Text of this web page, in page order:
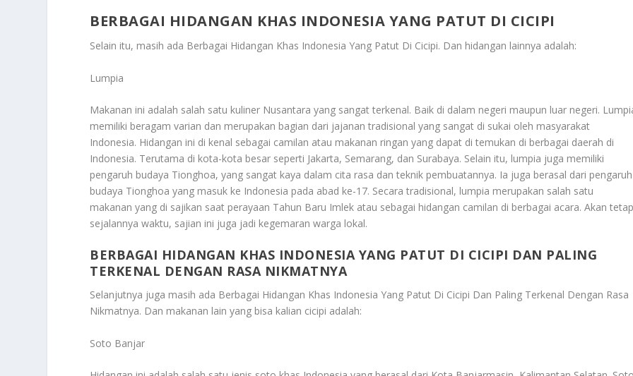
BERBAGAI HIDANGAN KHAS INDONESIA YANG PATUT DI CICIPI
Selain itu, masih ada Berbagai Hidangan Khas Indonesia Yang Patut Di Cicipi. Dan hidangan lainnya adalah:
Lumpia
Makanan ini adalah salah satu kuliner Nusantara yang sangat terkenal. Baik di dalam negeri maupun luar negeri.
memiliki beragam varian dan merupakan bagian dari jajanan tradisional yang sangat di sukai oleh masyarakat
Indonesia. Hidangan ini di kenal sebagai camilan atau makanan ringan yang dapat di temukan di berbagai daerah di
Indonesia. Terutama di kota-kota besar seperti Jakarta, Semarang, dan Surabaya. Selain itu, lumpia juga memiliki
pengaruh budaya Tionghoa, yang sangat kaya dalam cita rasa dan teknik pembuatannya. Ia juga berasal dari pengaruh
budaya Tionghoa yang masuk ke Indonesia pada abad ke-17. Secara tradisional, lumpia merupakan salah satu
makanan yang di sajikan saat perayaan Tahun Baru Imlek atau sebagai hidangan camilan di berbagai acara. Akan
sejalannya waktu, sajian ini juga jadi kegemaran warga lokal.
BERBAGAI HIDANGAN KHAS INDONESIA YANG PATUT DI CICIPI DAN PALING
TERKENAL DENGAN RASA NIKMATNYA
Selanjutnya juga masih ada Berbagai Hidangan Khas Indonesia Yang Patut Di Cicipi Dan Paling Terkenal Dengan Rasa
Nikmatnya. Dan makanan lain yang bisa kalian cicipi adalah:
Soto Banjar